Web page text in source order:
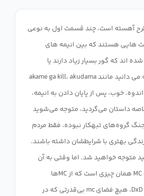
آهسته است، چند قسمت اول به نوعی
هایی هستند که بین انیمه های
اند که گور بسیار زیاد دارند یا
ضررهای زیادی که می دانید مانند akame ga kill، akudama
خوب، پس از پایان دادن به انیمه،
داستان می‌گردید، متوجه می‌شوید
گروه‌های تبهکار نبوده، فقط مردم
بهتری با شرایطشان داشته باشند.
متوجه خواهید شد. اما وقتی به آن
می‌دهد شخصیت MC همان چیزی است که از MC‌ها
می‌خواهید، هیچ DxD، هیچ فضای mc بی‌قدرتی که در